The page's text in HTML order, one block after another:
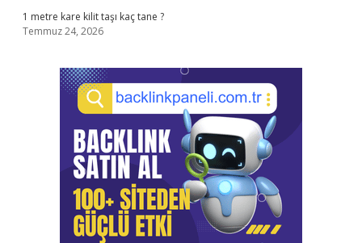
1 metre kare kilit taşı kaç tane ?
Temmuz 24, 2026